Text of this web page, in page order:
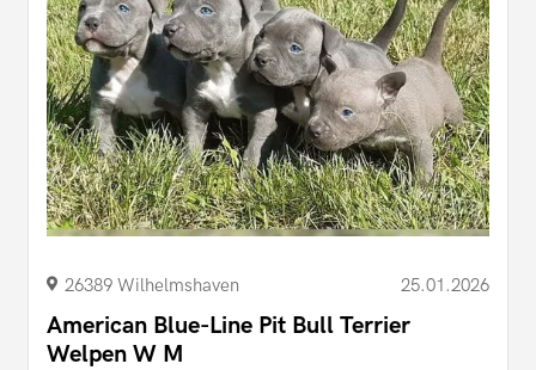
26389 Wilhelmshaven 25.01.2026
American Blue-Line Pit Bull Terrier
Welpen W M